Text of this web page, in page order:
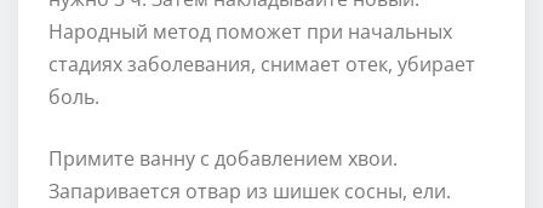
Народный метод поможет при начальных
стадиях заболевания, снимает отек, убирает
боль.
Примите ванну с добавлением хвои.
Запаривается отвар из шишек сосны, ели.